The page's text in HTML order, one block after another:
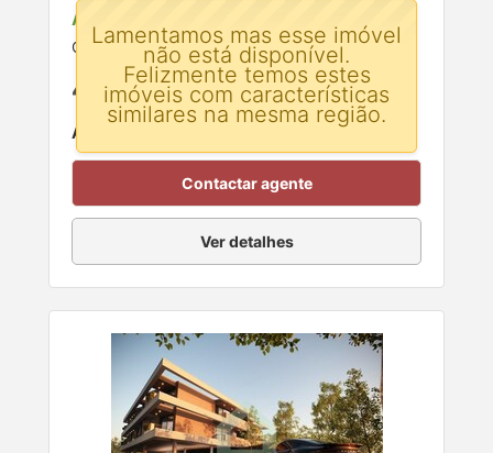
Apartamento T3 para venda
Celeiros, Braga
415.000 €
Área:
Contactar agente
Ver detalhes
Lamentamos mas esse imóvel
não está disponível.
Felizmente temos estes
imóveis com características
similares na mesma região.